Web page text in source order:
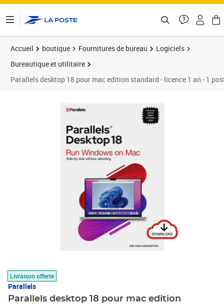
Accueil boutique Fournitures de bureau
Logiciels
Bureautique et utilitaire
Parallels desktop 18 pour mac edition standard - licence 1 an - 1
Livraison offerte
Parallels
Parallels desktop 18 pour mac edition